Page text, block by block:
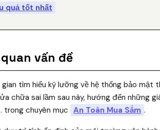
quả tốt nhất
vấn đề
tìm hiểu kỹ lưỡng về hệ thống bảo mật
chữa sai lầm sau này, hướng đến những
chuyên mục An Toàn Mua Sắm .